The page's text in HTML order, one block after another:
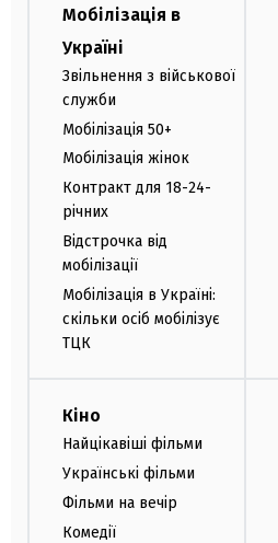
Мобілізація в
Україні
Звільнення з військової
служби
Мобілізація 50+
Мобілізація жінок
Контракт для 18-24-
річних
Відстрочка від
мобілізації
Мобілізація в Україні:
скільки осіб мобілізує
ТЦК
Кіно
Найцікавіші фільми
Українські фільми
Фільми на вечір
Комедії